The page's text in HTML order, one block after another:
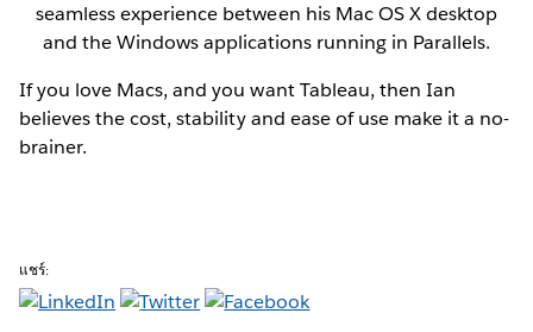
seamless experience between his Mac OS X desktop
and the Windows applications running in Parallels.
If you love Macs, and you want Tableau, then Ian
believes the cost, stability and ease of use make it a no-
brainer.
แชร์: